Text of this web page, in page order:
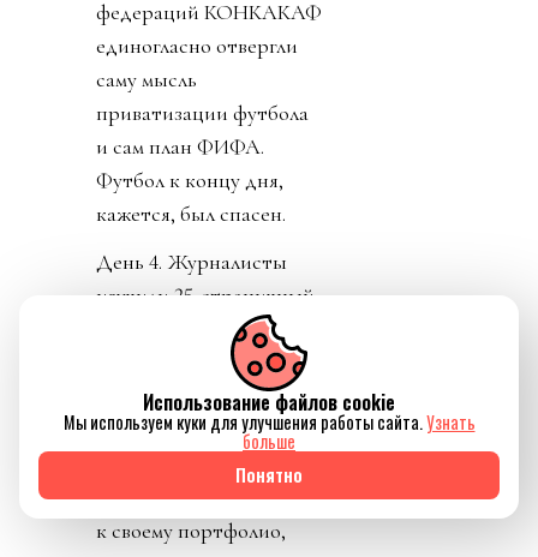
День 3. Поняв, что
запахло жареным, по-
прежнему прячась за
закрытыми комментами
диктатор, в лучших
традициях маньяка-
потрошителя вышел с
видео, объясняя, что его
план не продажа и что
всем очень хорошо от
этого будет. И тут
свершилось. Лысый
коррупционер
совершил чудо. Европа,
договориться какие
Использование файлов cookie
Мы используем куки для улучшения работы сайта.Узнать
больше
Понятно